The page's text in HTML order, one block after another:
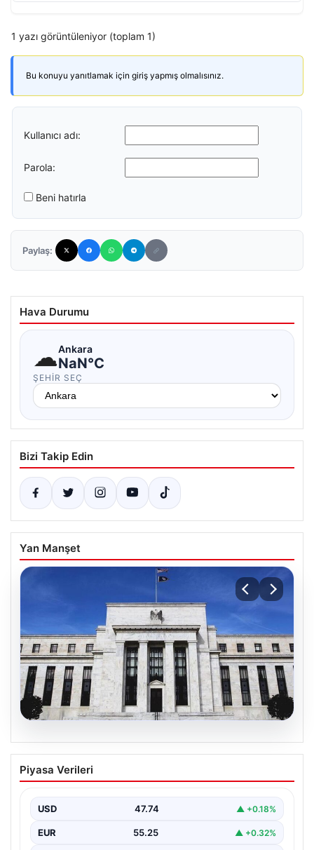
1 yazı görüntüleniyor (toplam 1)
Bu konuyu yanıtlamak için giriş yapmış olmalısınız.
Kullanıcı adı:
Parola:
Beni hatırla
Paylaş:
Hava Durumu
☁Ankara
NaN°C
ŞEHIR SEÇ
Bizi Takip Edin
Yan Manşet
06.08.2026
Fed faizi sabit tuttu
{ "title": "ABD Merkez Bankası Faiz Oranında Değişiklik
Piyasa Verileri
USD 47.74 ▲ +0.18%
EUR 55.25 ▲ +0.32%